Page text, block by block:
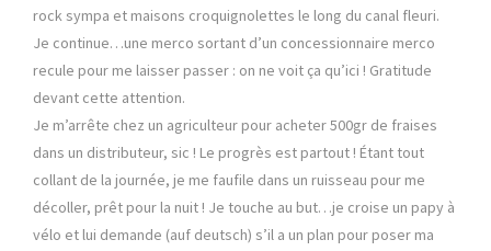
rock sympa et maisons croquignolettes le long du canal fleuri.
Je continue…une merco sortant d’un concessionnaire merco
recule pour me laisser passer : on ne voit ça qu’ici ! Gratitude
devant cette attention.
Je m’arrête chez un agriculteur pour acheter 500gr de fraises
dans un distributeur, sic ! Le progrès est partout ! Étant tout
collant de la journée, je me faufile dans un ruisseau pour me
décoller, prêt pour la nuit ! Je touche au but…je croise un papy à
vélo et lui demande (auf deutsch) s’il a un plan pour poser ma